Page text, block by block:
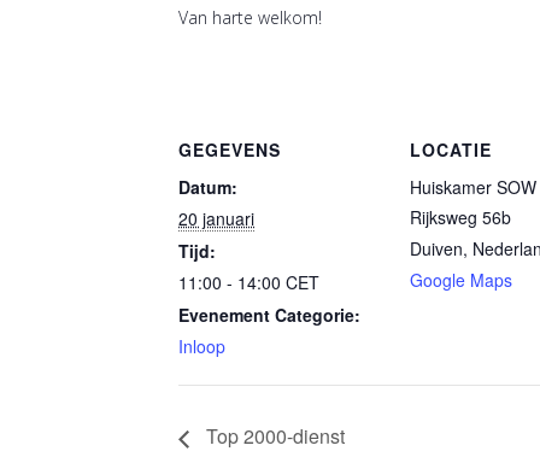
Van harte welkom!
GEGEVENS
Datum:
20 januari
Tijd:
11:00 - 14:00 CET
Evenement Categorie:
Inloop
LOCATIE
Huiskamer
Rijksweg 56b
Duiven,
Google Maps
Top 2000-dienst